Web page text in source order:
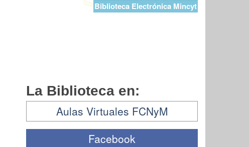
Biblioteca Electrónica Mincyt
La Biblioteca en:
Aulas Virtuales FCNyM
Facebook